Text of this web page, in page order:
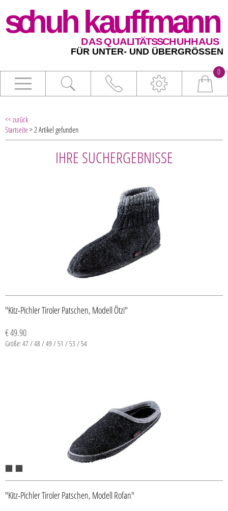
0
<< zurück
Startseite> 2 Artikel gefunden
IHRE SUCHERGEBNISSE
"Kitz-Pichler Tiroler Patschen, Modell Ötzi"
€ 49.90
Größe: 47 / 48 / 49 / 51 / 53 / 54
"Kitz-Pichler Tiroler Patschen, Modell Rofan"